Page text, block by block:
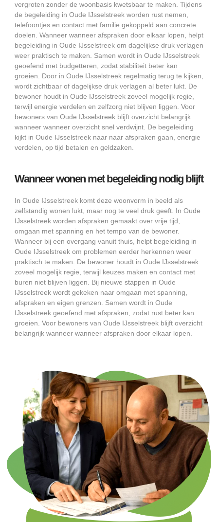
vergroten zonder de woonbasis kwetsbaar te maken. Tijdens
de begeleiding in Oude IJsselstreek worden rust nemen,
telefoontjes en contact met familie gekoppeld aan concrete
doelen. Wanneer wanneer afspraken door elkaar lopen, helpt
begeleiding in Oude IJsselstreek om dagelijkse druk verlagen
weer praktisch te maken. Samen wordt in Oude IJsselstreek
geoefend met budgetteren, zodat stabiliteit beter kan
groeien. Door in Oude IJsselstreek regelmatig terug te kijken,
wordt zichtbaar of dagelijkse druk verlagen al beter lukt. De
bewoner houdt in Oude IJsselstreek zoveel mogelijk regie,
terwijl energie verdelen en zelfzorg niet blijven liggen. Voor
bewoners van Oude IJsselstreek blijft overzicht belangrijk
wanneer wanneer overzicht snel verdwijnt. De begeleiding
kijkt in Oude IJsselstreek naar naar afspraken gaan, energie
verdelen, op tijd betalen en geldzaken.
Wanneer wonen met begeleiding nodig blijft
In Oude IJsselstreek komt deze woonvorm in beeld als
zelfstandig wonen lukt, maar nog te veel druk geeft. In Oude
IJsselstreek worden afspraken gemaakt over vrije tijd,
omgaan met spanning en het tempo van de bewoner.
Wanneer bij een overgang vanuit thuis, helpt begeleiding in
Oude IJsselstreek om problemen eerder herkennen weer
praktisch te maken. De bewoner houdt in Oude IJsselstreek
zoveel mogelijk regie, terwijl keuzes maken en contact met
buren niet blijven liggen. Bij nieuwe stappen in Oude
IJsselstreek wordt gekeken naar omgaan met spanning,
afspraken en eigen grenzen. Samen wordt in Oude
IJsselstreek geoefend met afspraken, zodat rust beter kan
groeien. Voor bewoners van Oude IJsselstreek blijft overzicht
belangrijk wanneer wanneer afspraken door elkaar lopen.